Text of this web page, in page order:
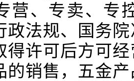
营、专卖、专
政法规、国务
得许可后方可
的销售，五金